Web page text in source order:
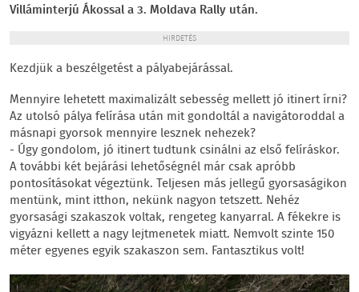
Villáminterjú Ákossal a 3. Moldava Rally után.
HIRDETÉS
Kezdjük a beszélgetést a pályabejárással.
Mennyire lehetett maximalizált sebesség mellett jó itinert írni?
Az utolsó pálya felírása után mit gondoltál a navigátoroddal a
másnapi gyorsok mennyire lesznek nehezek?
- Úgy gondolom, jó itinert tudtunk csinálni az első felíráskor.
A további két bejárási lehetőségnél már csak apróbb
pontosításokat végeztünk. Teljesen más jellegű gyorsaságikon
mentünk, mint itthon, nekünk nagyon tetszett. Nehéz
gyorsasági szakaszok voltak, rengeteg kanyarral. A fékekre is
vigyázni kellett a nagy lejtmenetek miatt. Nemvolt szinte 150
méter egyenes egyik szakaszon sem. Fantasztikus volt!